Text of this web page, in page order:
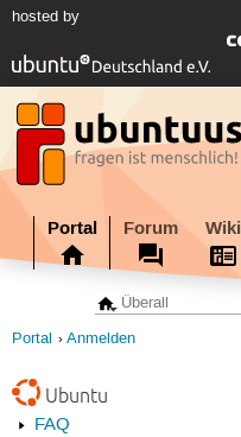
hosted by
Portal Forum Wiki
Portal Anmelden
Ubuntu
FAQ